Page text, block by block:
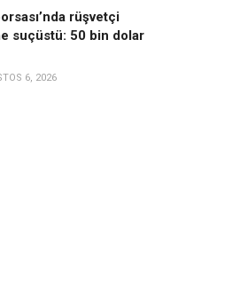
rüşvetçi
suçüstü: 50 bin dolar
6, 2026